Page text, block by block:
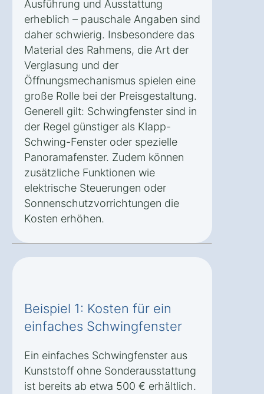
Ausführung und Ausstattung
erheblich – pauschale Angaben sind
daher schwierig. Insbesondere das
Material des Rahmens, die Art der
Verglasung und der
Öffnungsmechanismus spielen eine
große Rolle bei der Preisgestaltung.
Generell gilt: Schwingfenster sind in
der Regel günstiger als Klapp-
Schwing-Fenster oder spezielle
Panoramafenster. Zudem können
zusätzliche Funktionen wie
elektrische Steuerungen oder
Sonnenschutzvorrichtungen die
Kosten erhöhen.
Beispiel 1: Kosten für ein
einfaches Schwingfenster
Ein einfaches Schwingfenster aus
Kunststoff ohne Sonderausstattung
ist bereits ab etwa 500 € erhältlich.